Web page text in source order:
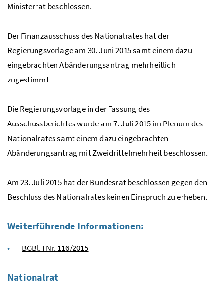
Ministerrat beschlossen.
Der Finanzausschuss des Nationalrates hat der
Regierungsvorlage am 30. Juni 2015 samt einem dazu
eingebrachten Abänderungsantrag mehrheitlich
zugestimmt.
Die Regierungsvorlage in der Fassung des
Ausschussberichtes wurde am 7. Juli 2015 im Plenum des
Nationalrates samt einem dazu eingebrachten
Abänderungsantrag mit Zweidrittelmehrheit beschlossen.
Am 23. Juli 2015 hat der Bundesrat beschlossen gegen den
Beschluss des Nationalrates keinen Einspruch zu erheben.
Weiterführende Informationen:
BGBl. I Nr. 116/2015
Nationalrat